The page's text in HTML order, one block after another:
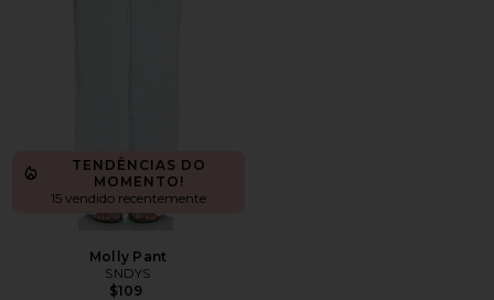
TENDÊNCIAS DO
MOMENTO!
15 vendido recentemente
Molly Pant
SNDYS
$109